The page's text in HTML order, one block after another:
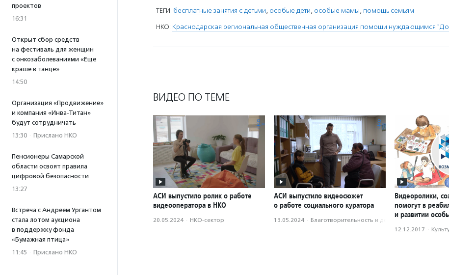
проектов
16:31
Открыт сбор средств
на фестиваль для женщин
с онкозаболеваниями «Еще
краше в танце»
14:50
Организация «Продвижение»
и компания «Инва-Титан»
будут сотрудничать
13:30 · Прислано НКО
Пенсионеры Самарской
области освоят правила
цифровой безопасности
13:27
Встреча с Андреем Ургантом
стала лотом аукциона
в поддержку фонда
«Бумажная птица»
11:45 · Прислано НКО
ТЕГИ: бесплатные занятия с детьми, особые дети, особые мамы, помощь семьям
НКО: Краснодарская региональная общественная организация помощи нуждающимся
ВИДЕО ПО ТЕМЕ
АСИ выпустило ролик о работе
видеооператора в НКО
20.05.2024 · НКО-сектор
АСИ выпустило видеосюжет
о работе социального куратора
13.05.2024 · Благотвори­тель­ность и доброволь­чест­во
Видеоролики,
помогут в
и развитии
12.12.2017 ·